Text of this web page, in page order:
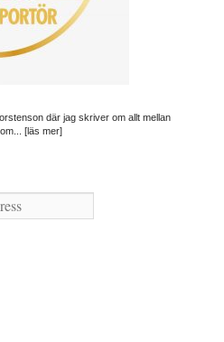
där jag skriver om allt mellan
[läs mer]